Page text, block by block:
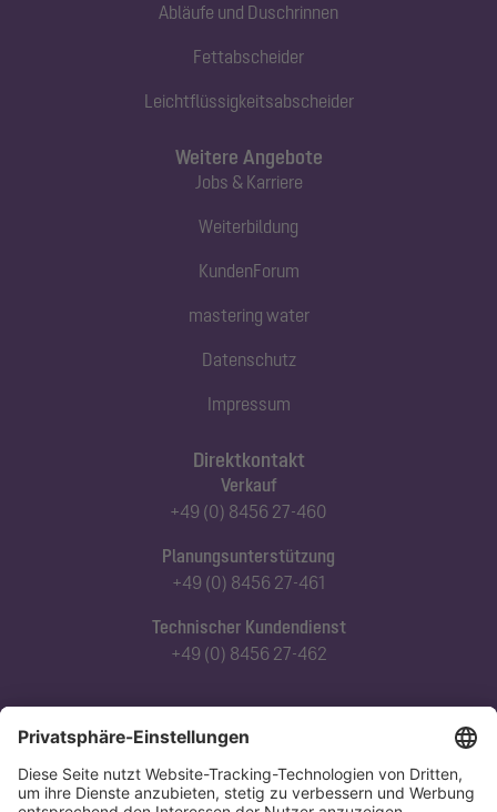
Abläufe und Duschrinnen
Fettabscheider
Leichtflüssigkeitsabscheider
Direktkontakt
Verkauf
+49 (0) 8456 27-460
Planungsunterstützung
+49 (0) 8456 27-461
Technischer Kundendienst
+49 (0) 8456 27-462
Abonnieren Sie unseren Newsletter
Jetzt anmelden
Weitere Angebote
Jobs & Karriere
Weiterbildung
KundenForum
mastering water
Datenschutz
Impressum